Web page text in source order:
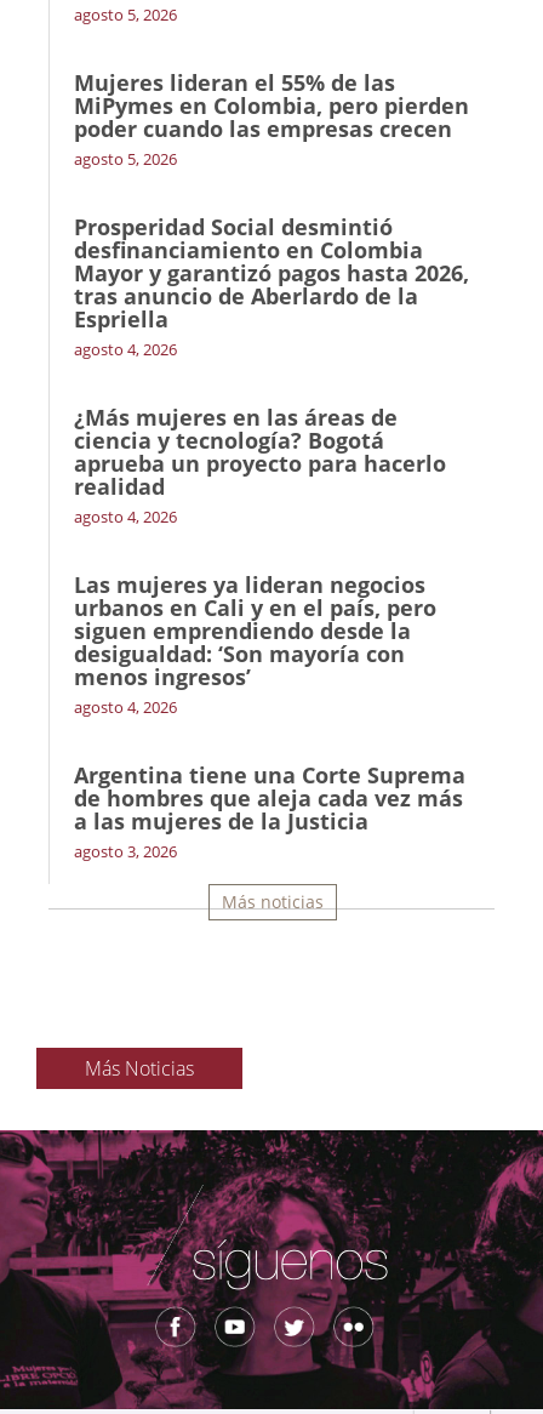
agosto 5, 2026
Mujeres lideran el 55% de las
MiPymes en Colombia, pero pierden
poder cuando las empresas crecen
agosto 5, 2026
Prosperidad Social desmintió
desfinanciamiento en Colombia
Mayor y garantizó pagos hasta 2026,
tras anuncio de Aberlardo de la
Espriella
agosto 4, 2026
¿Más mujeres en las áreas de
ciencia y tecnología? Bogotá
aprueba un proyecto para hacerlo
realidad
agosto 4, 2026
Las mujeres ya lideran negocios
urbanos en Cali y en el país, pero
siguen emprendiendo desde la
desigualdad: ‘Son mayoría con
menos ingresos’
agosto 4, 2026
Argentina tiene una Corte Suprema
de hombres que aleja cada vez más
a las mujeres de la Justicia
agosto 3, 2026
Más noticias
Más Noticias